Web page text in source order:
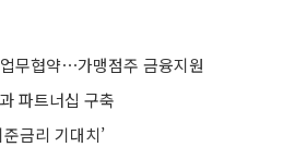
무협약⋯가맹점주 금융지원
파트너십 구축
금리 기대치’